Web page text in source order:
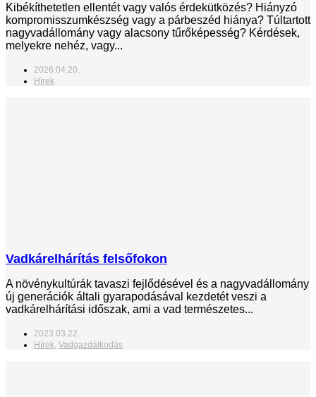
Kibékíthetetlen ellentét vagy valós érdekütközés? Hiányzó
kompromisszumkészség vagy a párbeszéd hiánya? Túltartott
nagyvadállomány vagy alacsony tűrőképesség? Kérdések,
melyekre nehéz, vagy...
2026.04.20.
Hírek
Vadkárelhárítás felsőfokon
A növénykultúrák tavaszi fejlődésével és a nagyvadállomány
új generációk általi gyarapodásával kezdetét veszi a
vadkárelhárítási időszak, ami a vad természetes...
2023.03.22.
Hírek Vadgazdálkodás